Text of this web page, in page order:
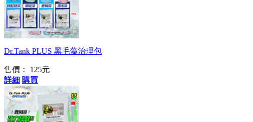
台灣之光
Dr.Tank PLUS 黑毛藻治理包
售價： 125元
詳細 購買